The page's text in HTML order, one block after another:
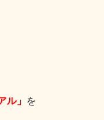
ル」 を